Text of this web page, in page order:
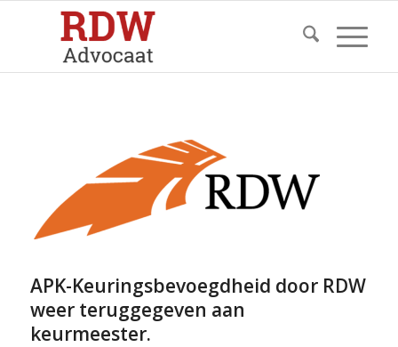
APK-Keuringsbevoegdheid door RDW
weer teruggegeven aan
keurmeester.